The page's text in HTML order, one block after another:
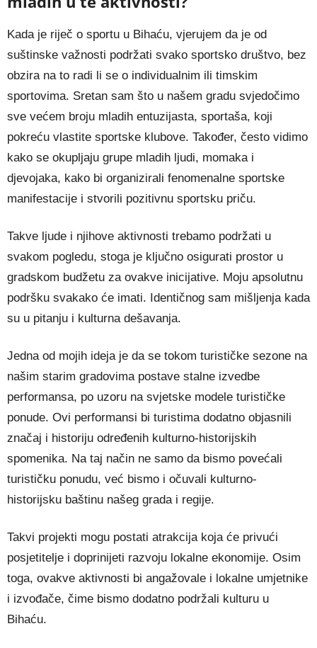
Kada je riječ o sportu u Bihaću, vjerujem da je od
suštinske važnosti podržati svako sportsko društvo, bez
obzira na to radi li se o individualnim ili timskim
sportovima. Sretan sam što u našem gradu svjedočimo
sve većem broju mladih entuzijasta, sportaša, koji
pokreću vlastite sportske klubove. Također, često vidimo
kako se okupljaju grupe mladih ljudi, momaka i
djevojaka, kako bi organizirali fenomenalne sportske
manifestacije i stvorili pozitivnu sportsku priču.
Takve ljude i njihove aktivnosti trebamo podržati u
svakom pogledu, stoga je ključno osigurati prostor u
gradskom budžetu za ovakve inicijative. Moju apsolutnu
podršku svakako će imati. Identičnog sam mišljenja kada
su u pitanju i kulturna dešavanja.
Jedna od mojih ideja je da se tokom turističke sezone na
našim starim gradovima postave stalne izvedbe
performansa, po uzoru na svjetske modele turističke
ponude. Ovi performansi bi turistima dodatno objasnili
značaj i historiju određenih kulturno-historijskih
spomenika. Na taj način ne samo da bismo povećali
turističku ponudu, već bismo i očuvali kulturno-
historijsku baštinu našeg grada i regije.
Takvi projekti mogu postati atrakcija koja će privući
posjetitelje i doprinijeti razvoju lokalne ekonomije. Osim
toga, ovakve aktivnosti bi angažovale i lokalne umjetnike
i izvođače, čime bismo dodatno podržali kulturu u
Bihaću.